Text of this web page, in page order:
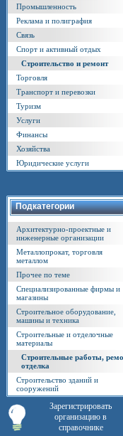
Промышленность
Реклама и полиграфия
Связь
Спорт и активный отдых
Строительство и ремонт
Торговля
Транспорт и перевозки
Туризм
Услуги
Финансы
Хозяйства
Юридические услуги
Подкатегории
Архитектурно-проектные и
инженерные организации
Металлопрокат, торговля
металлом
Прочее по теме
Специализированные фирмы и
магазины
Строительное оборудование,
машины и техника
Строительные и отделочные
материалы
Строительные работы,
отделка
Строительство зданий и
сооружений
Зарегистрировать
организацию в
справочнике